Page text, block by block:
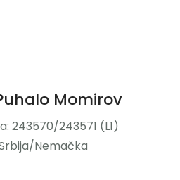
Momirov
243570/243571 (L1)
Nemačka